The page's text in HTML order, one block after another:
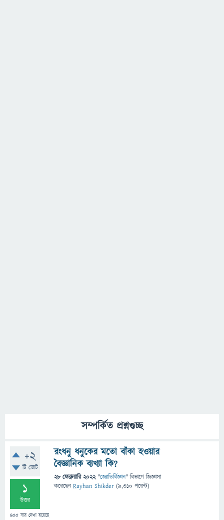
সম্পর্কিত প্রশ্নগুচ্ছ
+2
টি ভোট
1
উত্তর
455 বার দেখা হয়েছে
রংধনু ধনুকের মতো বাঁকা হওয়ার
বৈজ্ঞানিক ব্যখ্যা কি?
28 ফেব্রুয়ারি 2022 "জ্যোতির্বিজ্ঞান" বিভাগে জিজ্ঞাসা
করেছেনRayhan Shikder (9,310 পয়েন্ট)